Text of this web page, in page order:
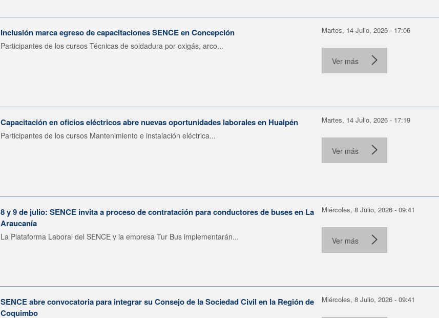
Inclusión marca egreso de capacitaciones SENCE en Concepción
Participantes de los cursos Técnicas de soldadura por oxigás, arco...
Martes, 14 Julio, 2026 - 17:06
Ver más
Capacitación en oficios eléctricos abre nuevas oportunidades laborales en Hualpén
Participantes de los cursos Mantenimiento e instalación eléctrica...
Martes, 14 Julio, 2026 - 17:19
Ver más
8 y 9 de julio: SENCE invita a proceso de contratación para conductores de buses en La
Araucanía
La Plataforma Laboral del SENCE y la empresa Tur Bus implementarán...
Miércoles, 8 Julio, 2026 - 09:41
Ver más
SENCE abre convocatoria para integrar su Consejo de la Sociedad Civil en la Región de
Coquimbo
Miércoles, 8 Julio, 2026 - 09:41